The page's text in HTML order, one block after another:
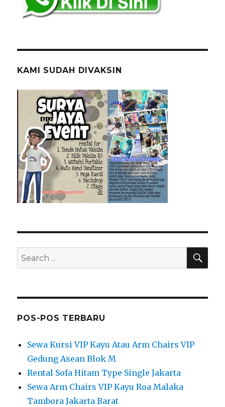
KAMI SUDAH DIVAKSIN
Search
for:
POS-POS TERBARU
Sewa Kursi VIP Kayu Atau Arm Chairs VIP
Gedung Asean Blok M
Rental Sofa Hitam Type Single Jakarta
Sewa Arm Chairs VIP Kayu Roa Malaka
Tambora Jakarta Barat